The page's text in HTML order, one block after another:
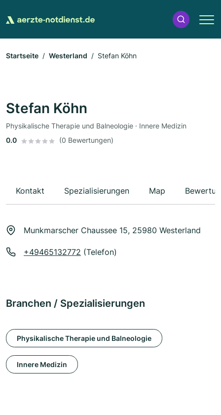
Startseite Westerland Stefan Köhn
Stefan Köhn
Physikalische Therapie und Balneologie · Innere Medizin
0.0
(0 Bewertungen)
Kontakt Spezialisierungen Map
Munkmarscher Chaussee 15, 25980 Westerland
+49465132772 (Telefon)
Branchen / Spezialisierungen
Physikalische Therapie und Balneologie
Innere Medizin